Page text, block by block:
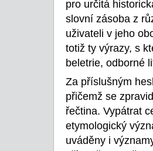
pro určitá
slovní zásoba z
uživateli v jeho
totiž ty výrazy, s
beletrie, odborné
Za příslušným
přičemž se
řečtina. Vypátrat
etymologický
uváděny i